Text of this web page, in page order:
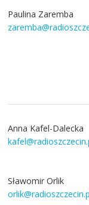
Paulina Zaremba
Anna Kafel-Dalecka
Sławomir Orlik